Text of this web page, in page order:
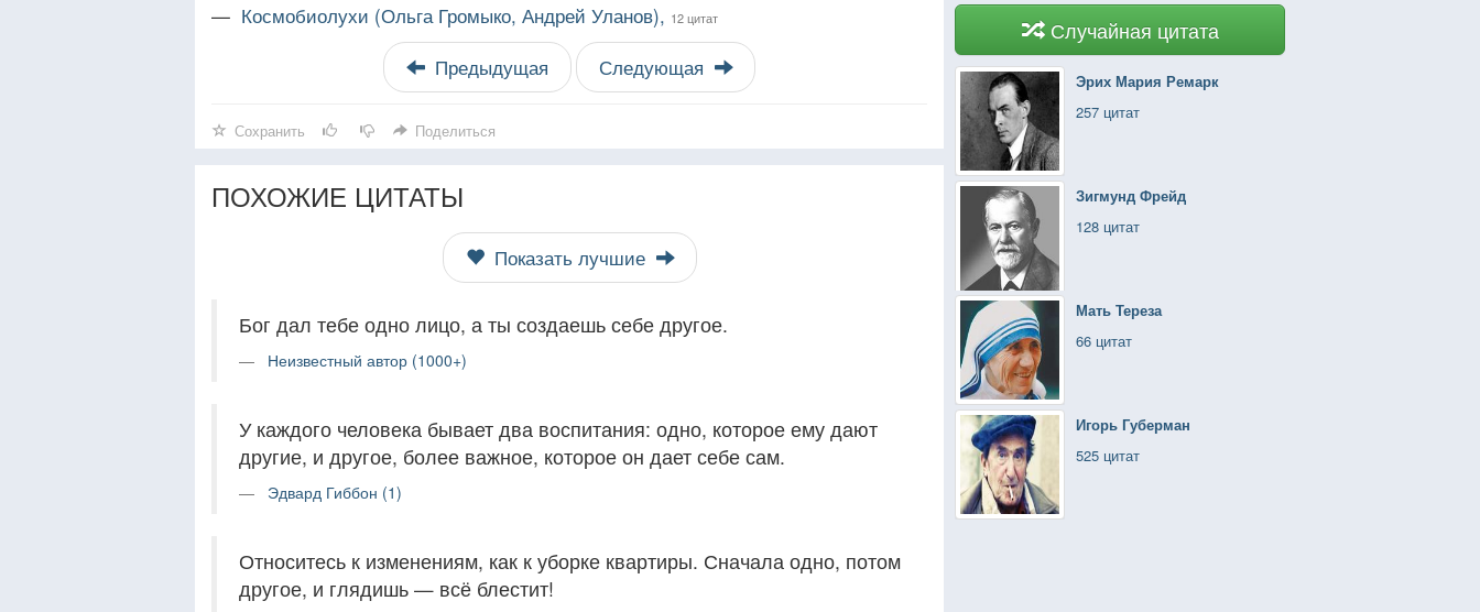
Случайная цитата
Эрих Мария Ремарк
257 цитат
Зигмунд Фрейд
128 цитат
Мать Тереза
66 цитат
Игорь Губерман
525 цитат
— Космобиолухи (Ольга Громыко, Андрей Уланов), 12 цитат
Предыдущая Следующая
Сохранить Поделиться
ПОХОЖИЕ ЦИТАТЫ
Показать лучшие
Бог дал тебе одно лицо, а ты создаешь себе другое.
Неизвестный автор (1000+)
У каждого человека бывает два воспитания: одно, которое ему дают
другие, и другое, более важное, которое он дает себе сам.
Эдвард Гиббон (1)
Относитесь к изменениям, как к уборке квартиры. Сначала одно, потом
другое, и глядишь — всё блестит!